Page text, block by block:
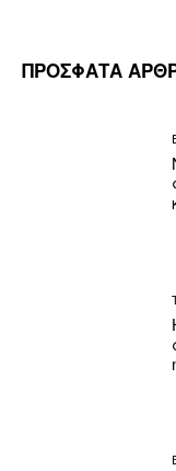
ΠΡΟΣΦΑΤΑ